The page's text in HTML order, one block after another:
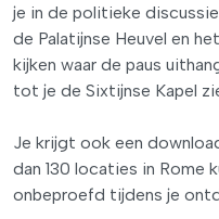
je in de politieke
de Palatijnse Heuvel en
kijken waar de paus
tot je de Sixtijnse Kapel
Je krijgt ook een
dan 130 locaties in Rome
onbeproefd tijdens je